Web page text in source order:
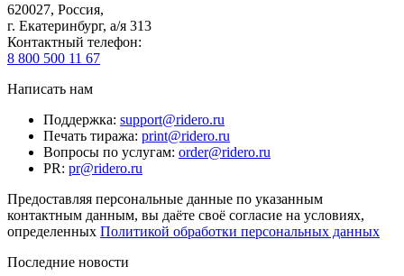
620027, Россия,
г. Екатеринбург, а/я 313
Контактный телефон:
8 800 500 11 67
Написать нам
Поддержка: support@ridero.ru
Печать тиража: print@ridero.ru
Вопросы по услугам: order@ridero.ru
PR: pr@ridero.ru
Предоставляя персональные данные по указанным
контактным данным, вы даёте своё согласие на условиях,
определенных Политикой обработки персональных данных
Последние новости